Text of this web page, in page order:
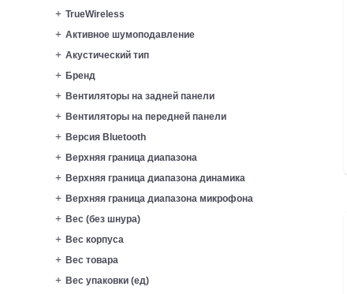
TrueWireless
Активное шумоподавление
Акустический тип
Бренд
Вентиляторы на задней панели
Вентиляторы на передней панели
Версия Bluetooth
Верхняя граница диапазона
Верхняя граница диапазона динамика
Верхняя граница диапазона микрофона
Вес (без шнура)
Вес корпуса
Вес товара
Вес упаковки (ед)